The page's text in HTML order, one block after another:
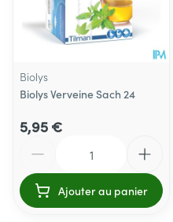
Biolys
Biolys Verveine Sach 24
5,95 €
Ajouter au panier